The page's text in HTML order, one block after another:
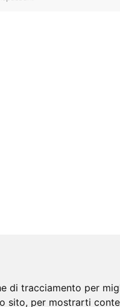
di tracciamento per
sito, per mostrarti